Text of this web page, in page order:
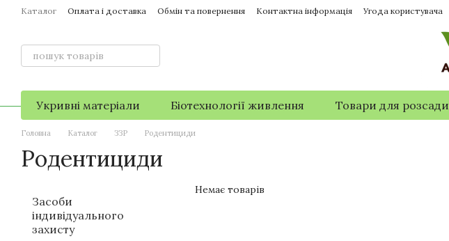
Перейти до основного контенту
Каталог Оплата і доставка Обмін та повернення Контактна інформація Угода користувача
Укривні матеріали Біотехнології живлення Товари для розсади
Головна Каталог ЗЗР Родентициди
Родентициди
Немає товарів
Засоби
індивідуального
захисту